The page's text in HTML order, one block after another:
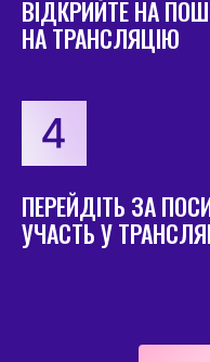
ВІДКРИЙТЕ НА
НА ТРАНСЛЯЦІЮ
ПЕРЕЙДІТЬ ЗА
УЧАСТЬ У